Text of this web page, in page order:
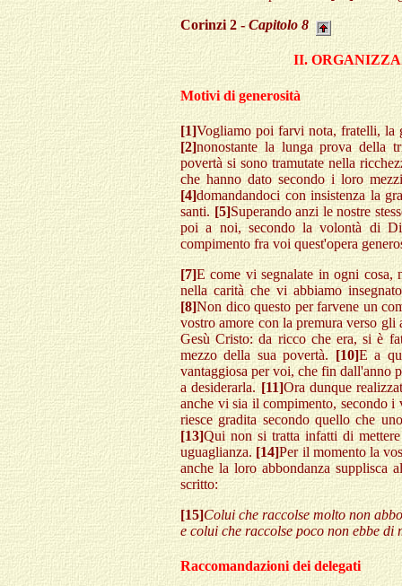
Corinzi 2 -Capitolo 8
II.
Motivi di generosità
[1]Vogliamo poi farvi nota, fratelli, la
[2]nonostante la lunga prova della
povertà si sono tramutate nella
che hanno dato secondo i loro
[4]domandandoci con insistenza la
santi.[5]Superando anzi le nostre
poi a noi, secondo la volontà di
compimento fra voi quest'opera
[7]E come vi segnalate in ogni cosa,
nella carità che vi abbiamo
[8]Non dico questo per farvene un
vostro amore con la premura verso
Gesù Cristo: da ricco che era, si è
mezzo della sua povertà. [10]E a
vantaggiosa per voi, che fin dall'anno
a desiderarla. [11]Ora dunque
anche vi sia il compimento, secondo
riesce gradita secondo quello che
[13]Qui non si tratta infatti di
uguaglianza. [14]Per il momento la
anche la loro abbondanza supplisca
scritto:
[15]Colui che raccolse molto non
e colui che raccolse poco non ebbe di
Raccomandazioni dei delegati